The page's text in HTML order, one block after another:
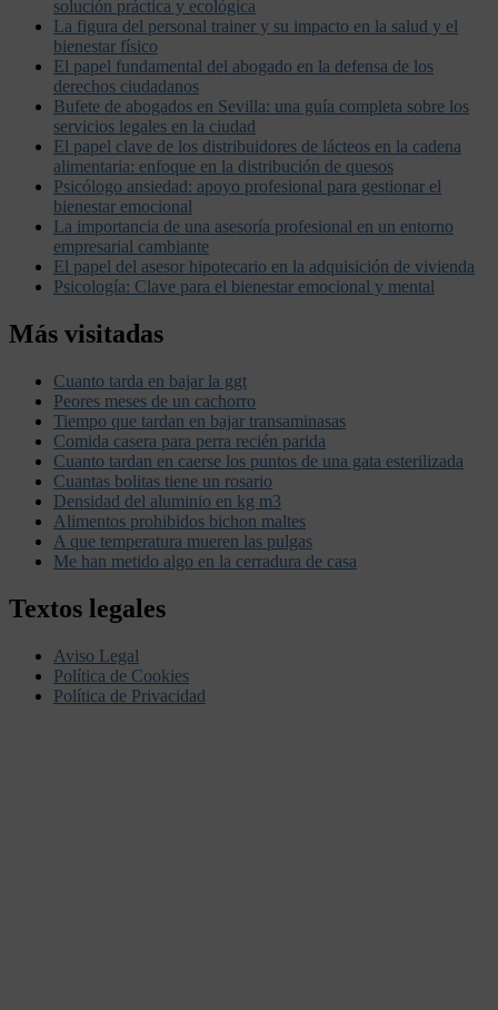
solución práctica y ecológica
La figura del personal trainer y su impacto en la salud y el
bienestar físico
El papel fundamental del abogado en la defensa de los
derechos ciudadanos
Bufete de abogados en Sevilla: una guía completa sobre los
servicios legales en la ciudad
El papel clave de los distribuidores de lácteos en la cadena
alimentaria: enfoque en la distribución de quesos
Psicólogo ansiedad: apoyo profesional para gestionar el
bienestar emocional
La importancia de una asesoría profesional en un entorno
empresarial cambiante
El papel del asesor hipotecario en la adquisición de vivienda
Psicología: Clave para el bienestar emocional y mental
Más visitadas
Cuanto tarda en bajar la ggt
Peores meses de un cachorro
Tiempo que tardan en bajar transaminasas
Comida casera para perra recién parida
Cuanto tardan en caerse los puntos de una gata esterilizada
Cuantas bolitas tiene un rosario
Densidad del aluminio en kg m3
Alimentos prohibidos bichon maltes
A que temperatura mueren las pulgas
Me han metido algo en la cerradura de casa
Textos legales
Aviso Legal
Política de Cookies
Política de Privacidad